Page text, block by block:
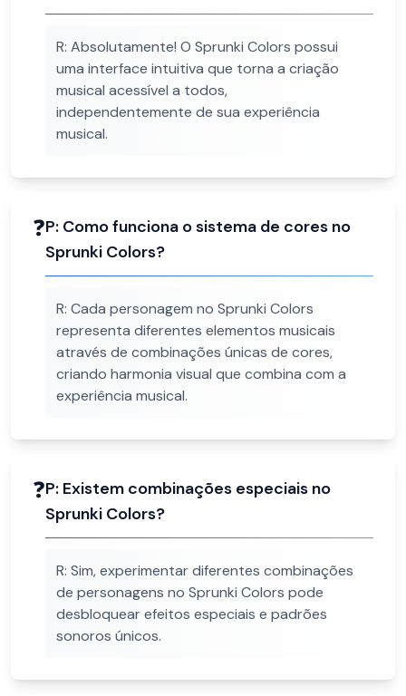
R: Absolutamente! O Sprunki Colors possui
uma interface intuitiva que torna a criação
musical acessível a todos,
independentemente de sua experiência
musical.
❓P: Como funciona o sistema de cores no
Sprunki Colors?
R: Cada personagem no Sprunki Colors
representa diferentes elementos musicais
através de combinações únicas de cores,
criando harmonia visual que combina com a
experiência musical.
❓P: Existem combinações especiais no
Sprunki Colors?
R: Sim, experimentar diferentes combinações
de personagens no Sprunki Colors pode
desbloquear efeitos especiais e padrões
sonoros únicos.